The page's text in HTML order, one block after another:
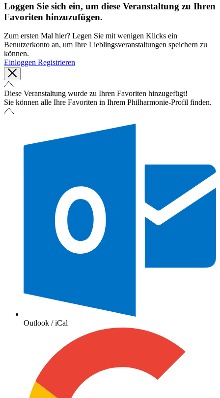
Loggen Sie sich ein, um diese Veranstaltung zu Ihren
Favoriten hinzuzufügen.
Zum ersten Mal hier? Legen Sie mit wenigen Klicks ein
Benutzerkonto an, um Ihre Lieblingsveranstaltungen speichern zu
können.
Einloggen Registrieren
Diese Veranstaltung wurde zu Ihren Favoriten hinzugefügt!
Sie können alle Ihre Favoriten in Ihrem Philharmonie-Profil finden.
Outlook / iCal